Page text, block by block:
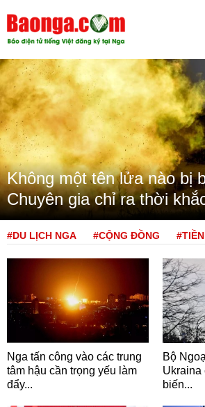
Không một tên lửa nào bị
Chuyên gia chỉ ra thời
#DU LỊCH NGA #CỘNG ĐỒNG
Nga tấn công vào các trung
tâm hậu cần trọng yếu làm
đẩy...
Bộ
Ukraina
biến...